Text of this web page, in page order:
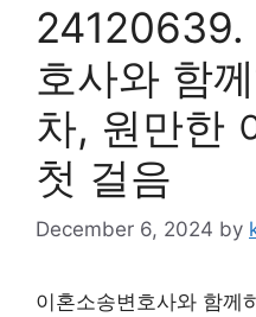
24120639.
호사와 함
차, 원만한
첫 걸음
December 6, 2024 by
이혼소송변호사와 함께